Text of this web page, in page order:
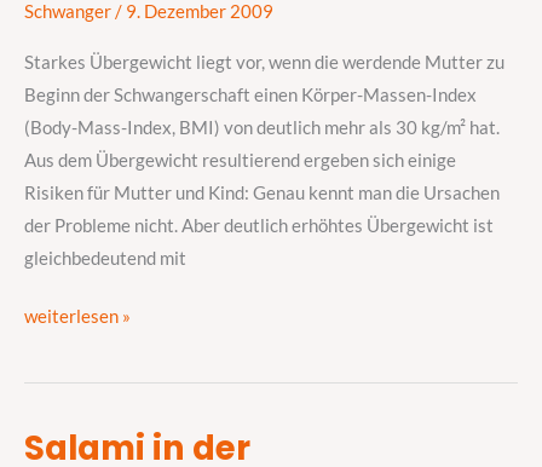
Schwanger/ 9. Dezember 2009
Starkes Übergewicht liegt vor, wenn die werdende Mutter zu
Beginn der Schwangerschaft einen Körper-Massen-Index
(Body-Mass-Index, BMI) von deutlich mehr als 30 kg/m² hat.
Aus dem Übergewicht resultierend ergeben sich einige
Risiken für Mutter und Kind: Genau kennt man die Ursachen
der Probleme nicht. Aber deutlich erhöhtes Übergewicht ist
gleichbedeutend mit
weiterlesen »
Salami in der
Salami